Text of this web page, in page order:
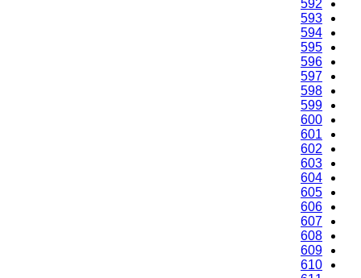
592
593
594
595
596
597
598
599
600
601
602
603
604
605
606
607
608
609
610